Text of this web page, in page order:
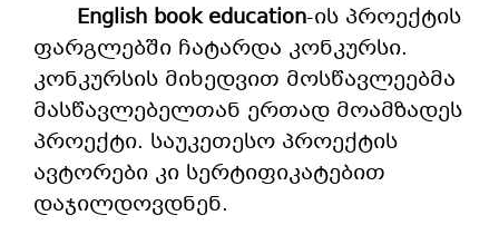
English book education-ის პროექტის
ფარგლებში ჩატარდა კონკურსი.
კონკურსის მიხედვით მოსწავლეებმა
მასწავლებელთან ერთად მოამზადეს
პროექტი. საუკეთესო პროექტის
ავტორები კი სერტიფიკატებით
დაჯილდოვდნენ.